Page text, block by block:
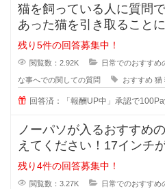
猫を飼っている人に質問
あった猫を引き取ること
を育てることになったそう
残り5件の回答募集中！
閲覧数：2.92K 日常でのおすすめ
な事へでの関しての質問 おすすめ 猫
回答済：「報酬UP中」承認で
ノーパソが入るおすすめ
えてください！17インチ
です。ノーパソだけ入るも
残り4件の回答募集中！
閲覧数：3.27K 日常でのおすすめ